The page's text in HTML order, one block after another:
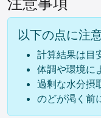
以下の点に注
計算結果は目
体調や環境に
過剰な水分摂
のどが渇く前